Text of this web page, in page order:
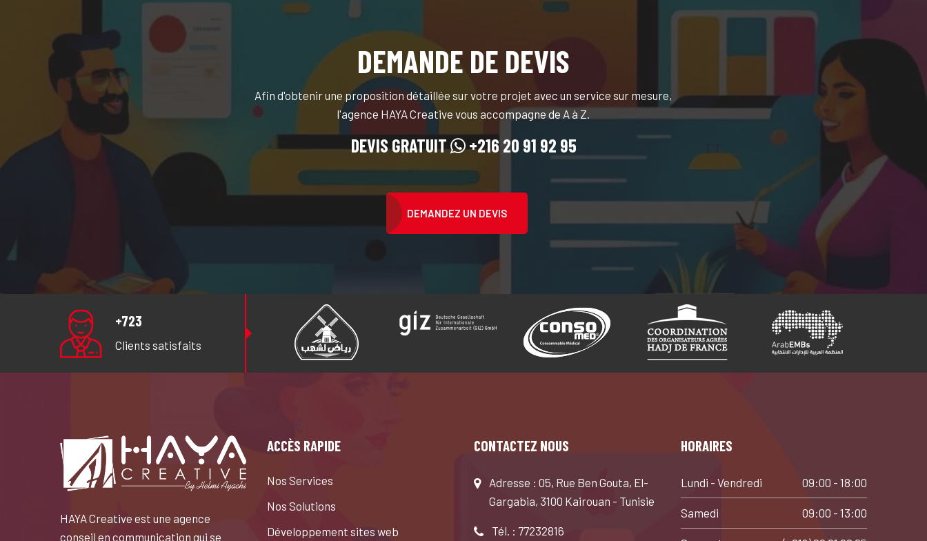
DEMANDE DE DEVIS
Afin d'obtenir une proposition détaillée sur votre projet avec un service sur mesure,
l'agence HAYA Creative vous accompagne de A à Z.
DEVIS GRATUIT +216 20 91 92 95
DEMANDEZ UN DEVIS
+723
Clients satisfaits
HAYA Creative est une agence
conseil en communication qui se
ACCÈS RAPIDE
Nos Services
Nos Solutions
Développement sites web
CONTACTEZ NOUS
Adresse : 05, Rue Ben Gouta, El-
Gargabia, 3100 Kairouan - Tunisie
Tél. : 77232816
HORAIRES
Lundi - Vendredi 09:00 - 18:00
Samedi 09:00 - 13:00